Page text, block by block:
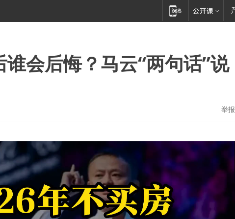
会后悔？马云“两句话”说
举报